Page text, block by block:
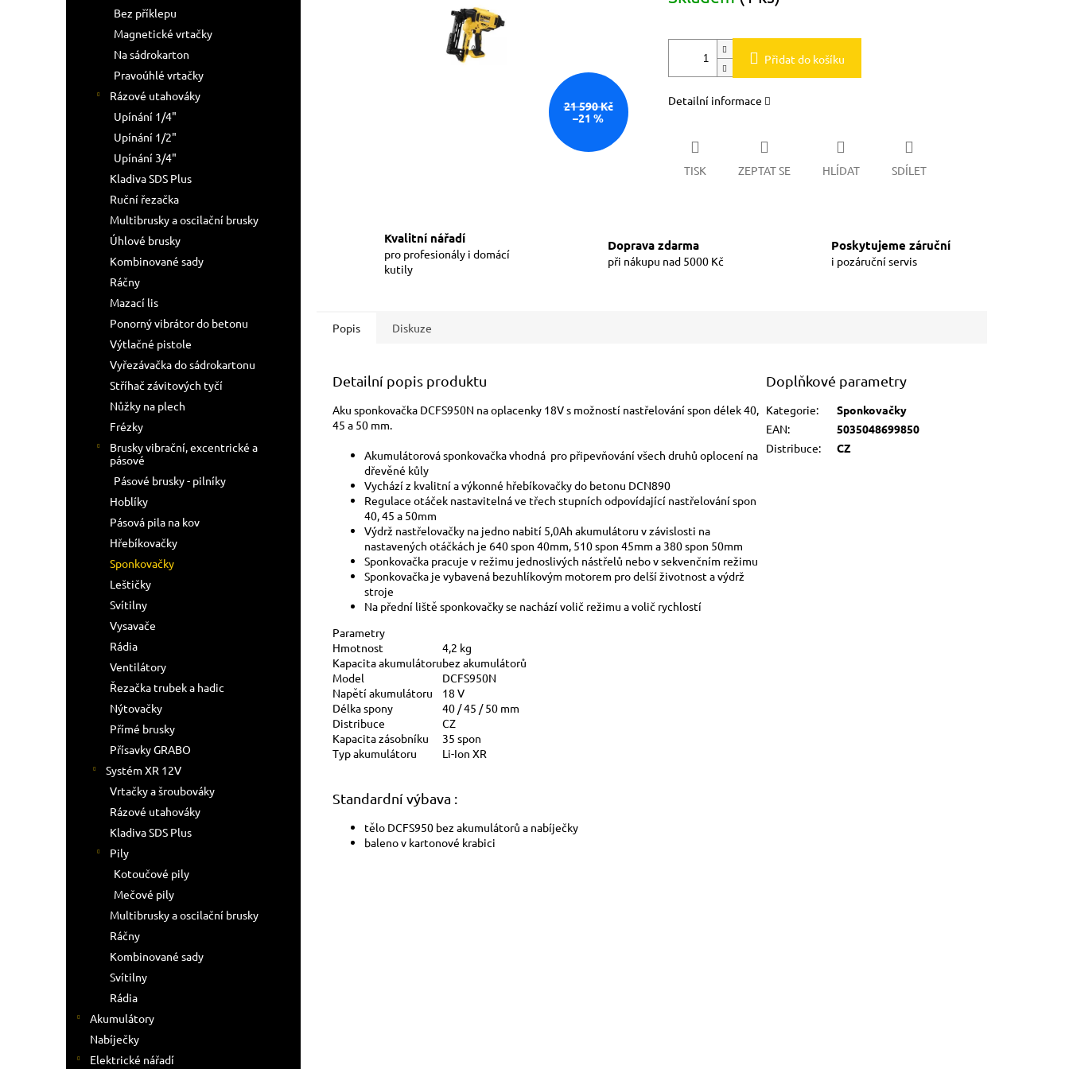
Bez příklepu
Magnetické vrtačky
Na sádrokarton
Pravoúhlé vrtačky
Rázové utahováky
Upínání 1/4"
Upínání 1/2"
Upínání 3/4"
Kladiva SDS Plus
Ruční řezačka
Multibrusky a oscilační brusky
Úhlové brusky
Kombinované sady
Ráčny
Mazací lis
Ponorný vibrátor do betonu
Výtlačné pistole
Vyřezávačka do sádrokartonu
Stříhač závitových tyčí
Nůžky na plech
Frézky
Brusky vibrační, excentrické a
pásové
Pásové brusky - pilníky
Hoblíky
Pásová pila na kov
Hřebíkovačky
Sponkovačky
Leštičky
Svítilny
Vysavače
Rádia
Ventilátory
Řezačka trubek a hadic
Nýtovačky
Přímé brusky
Přísavky GRABO
Systém XR 12V
Vrtačky a šroubováky
Rázové utahováky
Kladiva SDS Plus
Pily
Kotoučové pily
Mečové pily
Multibrusky a oscilační brusky
Ráčny
Kombinované sady
Svítilny
Rádia
Akumulátory
Nabíječky
Elektrické nářadí
21 590 Kč
–21 %
Přidat do košíku
Detailní informace
TISK ZEPTAT SE HLÍDAT SDÍLET
Kvalitní nářadí
pro profesionály i domácí
kutily
Doprava zdarma
při nákupu nad 5000 Kč
Poskytujeme záruční
i pozáruční servis
Popis Diskuze
Detailní popis produktu
Aku sponkovačka DCFS950N na oplacenky 18Vs možností nastřelování spon délek 40,
45 a 50 mm.
Akumulátorová sponkovačka vhodná pro připevňování všech druhů oplocení na
dřevěné kůly
Vychází z kvalitní a výkonné hřebíkovačky do betonu DCN890
Regulace otáček nastavitelná ve třech stupních odpovídající nastřelování spon
40, 45 a 50mm
Výdrž nastřelovačky na jedno nabití 5,0Ah akumulátoru v závislosti na
nastavených otáčkách je 640 spon 40mm, 510 spon 45mm a 380 spon 50mm
Sponkovačka pracuje v režimu jednoslivých nástřelů nebo v sekvenčním režimu
Sponkovačka je vybavená bezuhlíkovým motorem pro delší životnost a výdrž
stroje
Na přední liště sponkovačky se nachází volič režimu a volič rychlostí
Parametry
Hmotnost
4,2 kg
Kapacita akumulátorubez akumulátorů
Model
DCFS950N
Napětí akumulátoru
18 V
Délka spony
40 / 45 / 50 mm
Distribuce
CZ
Kapacita zásobníku
35 spon
Typ akumulátoru
Li-Ion XR
Standardní výbava :
tělo DCFS950 bez akumulátorů a nabíječky
baleno v kartonové krabici
Doplňkové parametry
Kategorie:
Sponkovačky
EAN:
5035048699850
Distribuce: CZ